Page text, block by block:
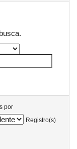
por
Registro(s)